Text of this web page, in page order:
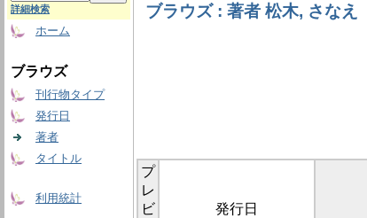
詳細検索
ホーム
ブラウズ
刊行物タイプ
発行日
著者
タイトル
利用統計
ブラウズ : 著者 松木, さなえ
プ
レ
ビ
発行日